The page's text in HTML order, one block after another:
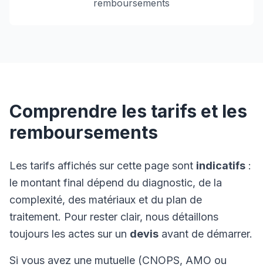
remboursements
Comprendre les tarifs et les
remboursements
Les tarifs affichés sur cette page sont indicatifs :
le montant final dépend du diagnostic, de la
complexité, des matériaux et du plan de
traitement. Pour rester clair, nous détaillons
toujours les actes sur un devis avant de démarrer.
Si vous avez une mutuelle (CNOPS, AMO ou